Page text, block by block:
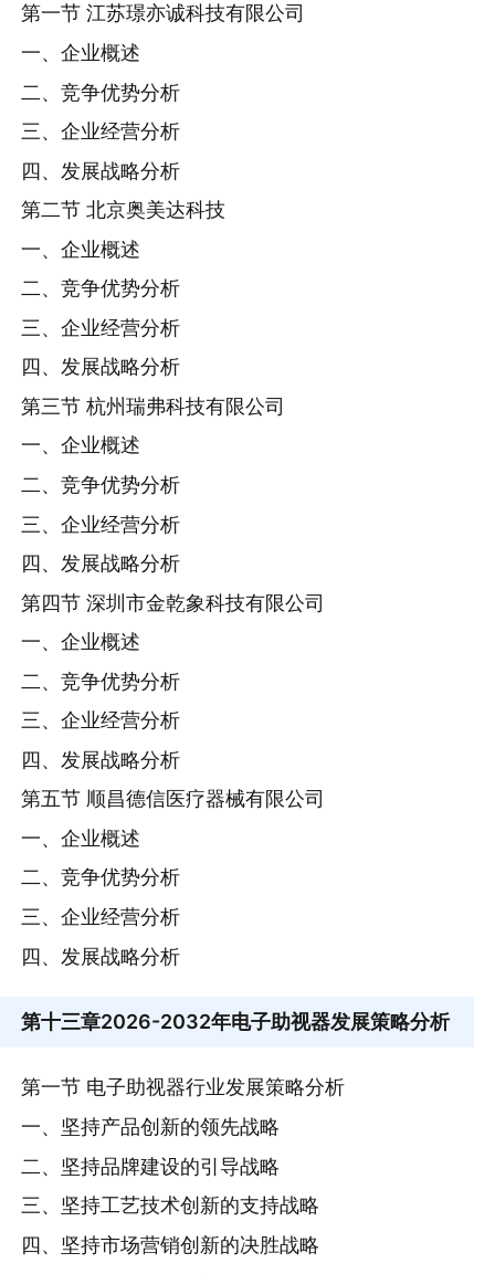
第一节 江苏璟亦诚科技有限公司
一、企业概述
二、竞争优势分析
三、企业经营分析
四、发展战略分析
第二节 北京奥美达科技
一、企业概述
二、竞争优势分析
三、企业经营分析
四、发展战略分析
第三节 杭州瑞弗科技有限公司
一、企业概述
二、竞争优势分析
三、企业经营分析
四、发展战略分析
第四节 深圳市金乾象科技有限公司
一、企业概述
二、竞争优势分析
三、企业经营分析
四、发展战略分析
第五节 顺昌德信医疗器械有限公司
一、企业概述
二、竞争优势分析
三、企业经营分析
四、发展战略分析
第十三章2026-2032年电子助视器发展策略分析
第一节 电子助视器行业发展策略分析
一、坚持产品创新的领先战略
二、坚持品牌建设的引导战略
三、坚持工艺技术创新的支持战略
四、坚持市场营销创新的决胜战略